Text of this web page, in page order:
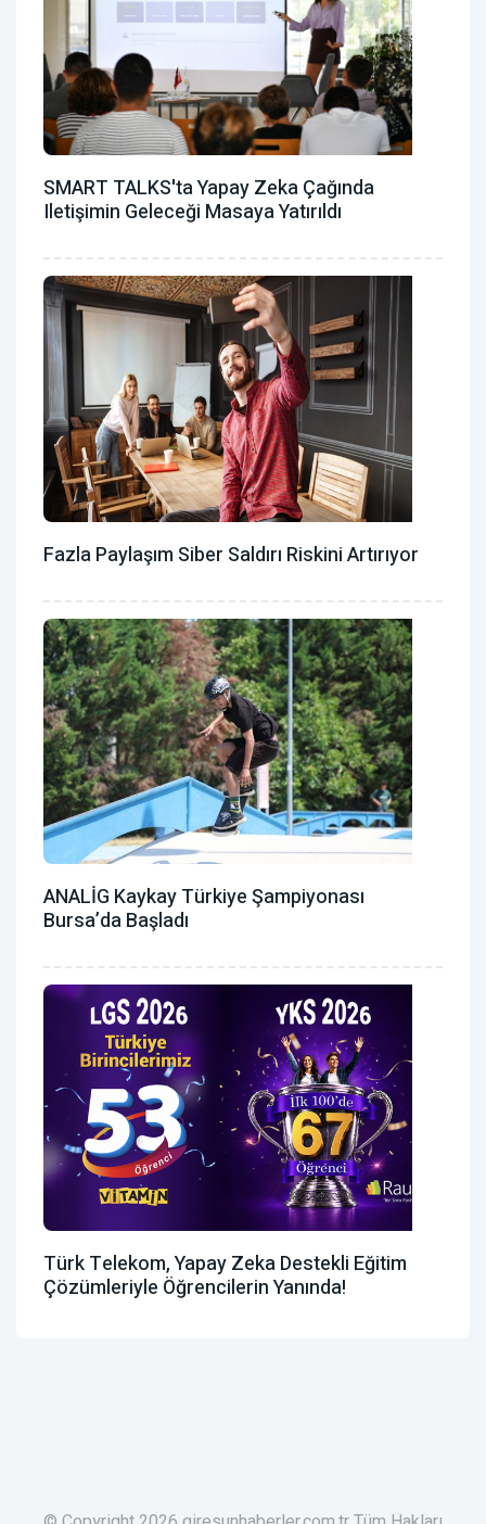
SMART TALKS'ta Yapay Zeka Çağında
Iletişimin Geleceği Masaya Yatırıldı
Fazla Paylaşım Siber Saldırı Riskini Artırıyor
ANALİG Kaykay Türkiye Şampiyonası
Bursa’da Başladı
Türk Telekom, Yapay Zeka Destekli Eğitim
Çözümleriyle Öğrencilerin Yanında!